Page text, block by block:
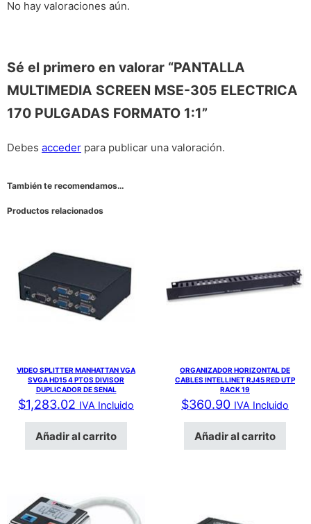
No hay valoraciones aún.
Sé el primero en valorar “PANTALLA
MULTIMEDIA SCREEN MSE-305 ELECTRICA
170 PULGADAS FORMATO 1:1”
Debes acceder para publicar una valoración.
También te recomendamos…
Productos relacionados
VIDEO SPLITTER MANHATTAN VGA
SVGA HD15 4 PTOS DIVISOR
DUPLICADOR DE SENAL
$1,283.02 IVA Incluido
Añadir al carrito
ORGANIZADOR HORIZONTAL DE
CABLES INTELLINET RJ45 RED UTP
RACK 19
$360.90 IVA Incluido
Añadir al carrito